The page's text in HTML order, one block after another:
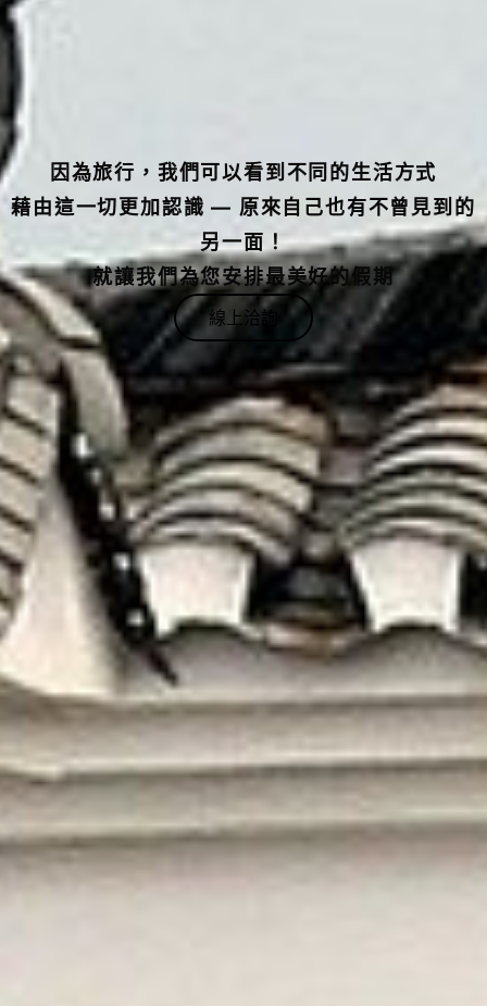
藉由這一切更加認識 — 原來自己也有不曾見到的
另一面！
就讓我們為您安排最美好的假期
線上洽詢